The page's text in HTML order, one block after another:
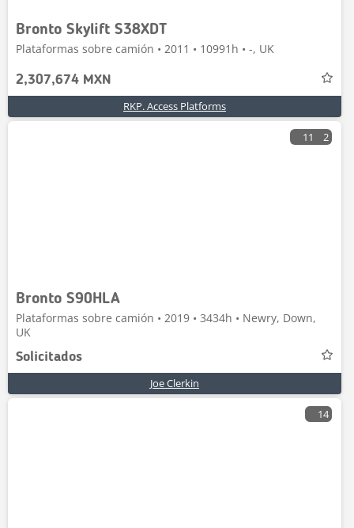
Bronto Skylift S38XDT
Plataformas sobre camión • 2011 • 10991h • -, UK
2,307,674 MXN
RKP. Access Platforms
11 2
Bronto S90HLA
Plataformas sobre camión • 2019 • 3434h • Newry, Down,
UK
Solicitados
Joe Clerkin
14